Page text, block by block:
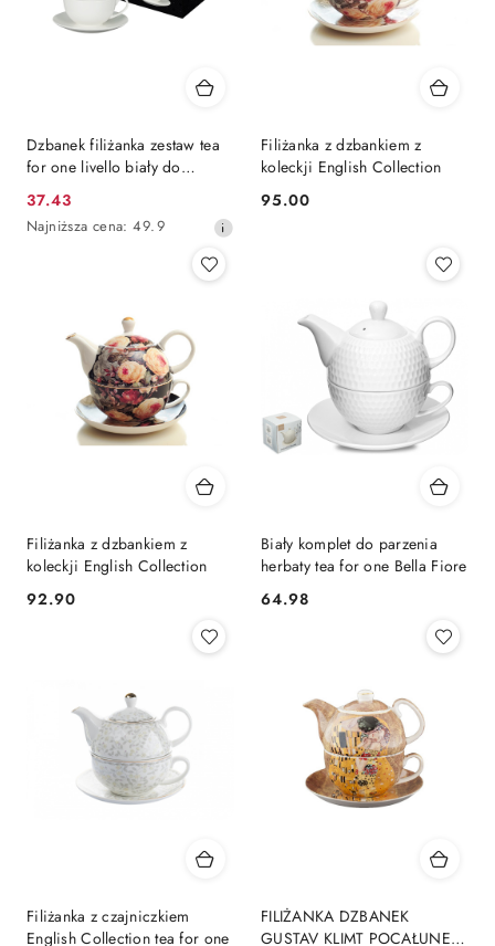
Dzbanek filiżanka zestaw tea
for one livello biały do
Cena
promocyjna:
37.43
Najniższa
obniżką
Najniższa cena: 49.9
Filiżanka z dzbankiem z
koleckji English Collection
Cena:
95.00
Filiżanka z dzbankiem z
koleckji English Collection
Cena:
92.90
Biały komplet do parzenia
herbaty tea for one Bella Fiore
Cena:
64.98
Filiżanka z czajniczkiem
English Collection tea for one
FILIŻANKA DZBANEK
GUSTAV KLIMT POCAŁUNEK